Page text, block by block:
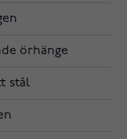
örhänge
stål